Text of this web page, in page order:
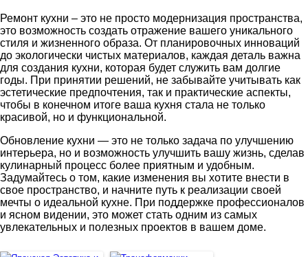
Ремонт кухни – это не просто модернизация пространства,
это возможность создать отражение вашего уникального
стиля и жизненного образа. От планировочных инноваций
до экологически чистых материалов, каждая деталь важна
для создания кухни, которая будет служить вам долгие
годы. При принятии решений, не забывайте учитывать как
эстетические предпочтения, так и практические аспекты,
чтобы в конечном итоге ваша кухня стала не только
красивой, но и функциональной.
Обновление кухни — это не только задача по улучшению
интерьера, но и возможность улучшить вашу жизнь, сделав
кулинарный процесс более приятным и удобным.
Задумайтесь о том, какие изменения вы хотите внести в
свое пространство, и начните путь к реализации своей
мечты о идеальной кухне. При поддержке профессионалов
и ясном видении, это может стать одним из самых
увлекательных и полезных проектов в вашем доме.